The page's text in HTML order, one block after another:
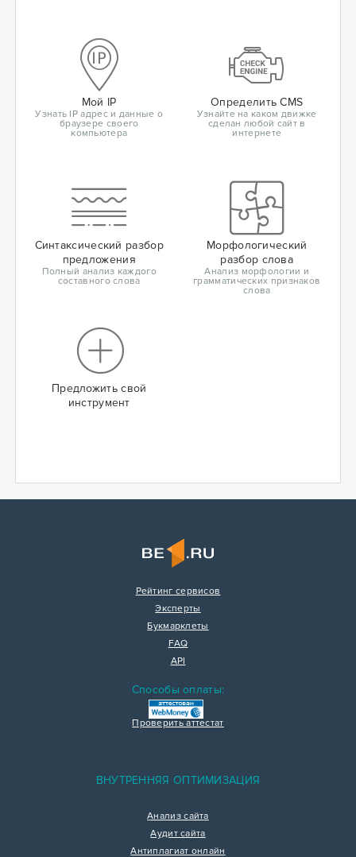
Мой IP
Узнать IP адрес и данные о
браузере своего
компьютера
Определить CMS
Узнайте на каком движке
сделан любой сайт в
интернете
Синтаксический разбор
предложения
Полный анализ каждого
составного слова
Морфологический
разбор слова
Анализ морфологии и
грамматических признаков
слова
Предложить свой
инструмент
Рейтинг сервисов
Эксперты
Букмарклеты
FAQ
API
Способы оплаты:
Проверить аттестат
ВНУТРЕННЯЯ ОПТИМИЗАЦИЯ
Анализ сайта
Аудит сайта
Антиплагиат онлайн